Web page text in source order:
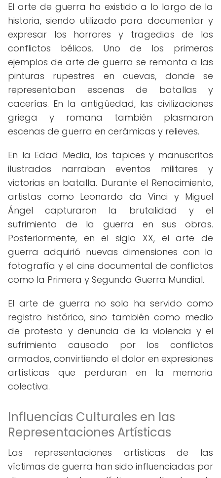
El arte de guerra ha existido a lo largo de la
historia, siendo utilizado para documentar y
expresar los horrores y tragedias de los
conflictos bélicos. Uno de los primeros
ejemplos de arte de guerra se remonta a las
pinturas rupestres en cuevas, donde se
representaban escenas de batallas y
cacerías. En la antigüedad, las civilizaciones
griega y romana también plasmaron
escenas de guerra en cerámicas y relieves.
En la Edad Media, los tapices y manuscritos
ilustrados narraban eventos militares y
victorias en batalla. Durante el Renacimiento,
artistas como Leonardo da Vinci y Miguel
Ángel capturaron la brutalidad y el
sufrimiento de la guerra en sus obras.
Posteriormente, en el siglo XX, el arte de
guerra adquirió nuevas dimensiones con la
fotografía y el cine documental de conflictos
como la Primera y Segunda Guerra Mundial.
El arte de guerra no solo ha servido como
registro histórico, sino también como medio
de protesta y denuncia de la violencia y el
sufrimiento causado por los conflictos
armados, convirtiendo el dolor en expresiones
artísticas que perduran en la memoria
colectiva.
Influencias Culturales en las
Representaciones Artísticas
Las representaciones artísticas de las
víctimas de guerra han sido influenciadas por